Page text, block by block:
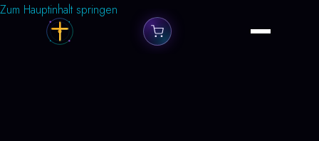
Zum Hauptinhalt springen